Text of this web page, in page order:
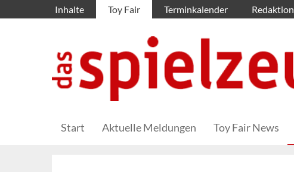
Inhalte Toy Fair Terminkalender Redaktion
Start Aktuelle Meldungen Toy Fair News